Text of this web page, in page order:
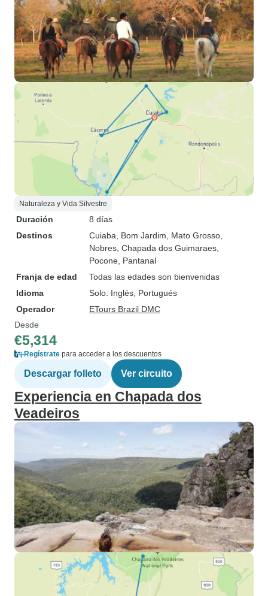
Naturaleza y Vida Silvestre
Duración
8 días
Destinos
Cuiaba , Bom Jardim, Mato Grosso
Nobres , Chapada dos Guimaraes
Pocone , Pantanal
Franja de edad
Todas las edades son bienvenidas
Idioma
Solo: Inglés, Portugués
Operador
ETours Brazil DMC
Desde
€5,314
Regístrate para acceder a los descuentos
Descargar folleto Ver circuito
Experiencia en Chapada dos
Veadeiros